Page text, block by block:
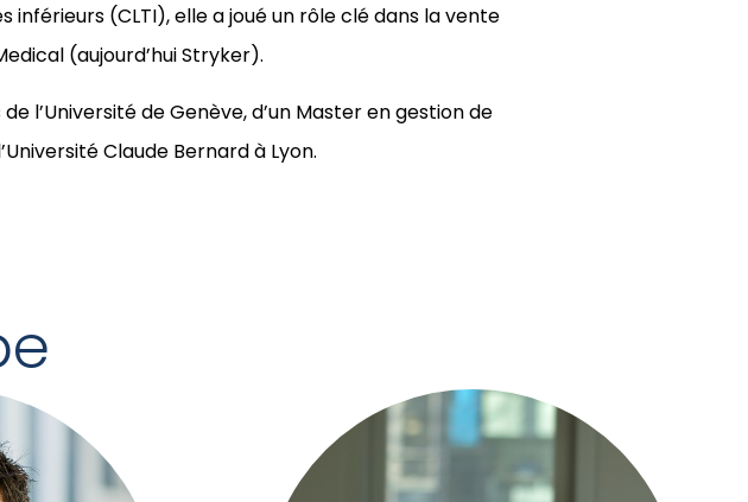
(CLTI), elle a joué un rôle clé dans la vente
(aujourd’hui Stryker).
l’Université de Genève, d’un Master en gestion de
Claude Bernard à Lyon.